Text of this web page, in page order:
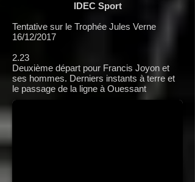
IDEC Sport
Tentative sur le Trophée Jules Verne
16/12/2017
2.23
Deuxième départ pour Francis Joyon et
ses hommes. Derniers instants à terre et
le passage de la ligne à Ouessant